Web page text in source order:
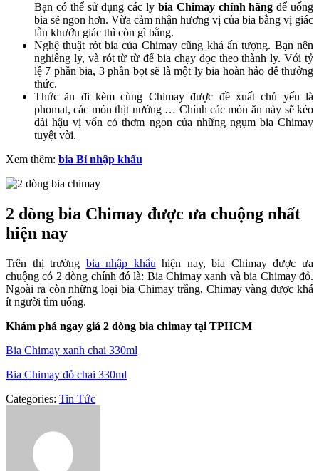
Bạn có thể sử dụng các ly bia Chimay chính hãng để uống
bia sẽ ngon hơn. Vừa cảm nhận hương vị của bia bằng vị giác
lẫn khướu giác thì còn gì bằng.
Nghệ thuật rót bia của Chimay cũng khá ấn tượng. Bạn nên
nghiêng ly, và rót từ từ để bia chạy dọc theo thành ly. Với tỷ
lệ 7 phần bia, 3 phần bọt sẽ là một ly bia hoàn hảo để thưởng
thức.
Thức ăn đi kèm cùng Chimay được đề xuất chủ yếu là
phomat, các món thịt nướng … Chính các món ăn này sẽ kéo
dài hậu vị vốn có thơm ngon của những ngụm bia Chimay
tuyệt vời.
Xem thêm: bia Bỉ nhập khẩu
2 dòng bia Chimay được ưa chuộng nhất
hiện nay
Trên thị trường bia nhập khẩu hiện nay, bia Chimay được ưa
chuộng có 2 dòng chính đó là: Bia Chimay xanh và bia Chimay đỏ.
Ngoài ra còn những loại bia Chimay trắng, Chimay vàng được khá
ít người tìm uống.
Khám phá ngay giá 2 dòng bia chimay tại TPHCM
Bia Chimay xanh chai 330ml
Bia Chimay đỏ chai 330ml
Categories: Tin Tức